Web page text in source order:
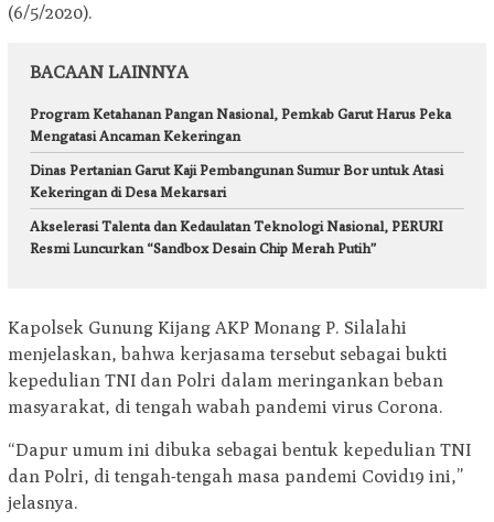
(6/5/2020).
BACAAN LAINNYA
Program Ketahanan Pangan Nasional, Pemkab Garut Harus Peka
Mengatasi Ancaman Kekeringan
Dinas Pertanian Garut Kaji Pembangunan Sumur Bor untuk Atasi
Kekeringan di Desa Mekarsari
Akselerasi Talenta dan Kedaulatan Teknologi Nasional, PERURI
Resmi Luncurkan “Sandbox Desain Chip Merah Putih”
Kapolsek Gunung Kijang AKP Monang P. Silalahi
menjelaskan, bahwa kerjasama tersebut sebagai bukti
kepedulian TNI dan Polri dalam meringankan beban
masyarakat, di tengah wabah pandemi virus Corona.
“Dapur umum ini dibuka sebagai bentuk kepedulian TNI
dan Polri, di tengah-tengah masa pandemi Covid19 ini,”
jelasnya.